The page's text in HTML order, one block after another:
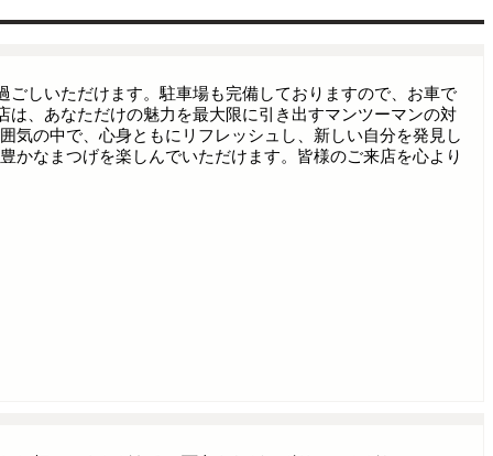
ごしいただけます。駐車場も完備しておりますので、お車で
は、あなただけの魅力を最大限に引き出すマンツーマンの対
気の中で、心身ともにリフレッシュし、新しい自分を発見し
かなまつげを楽しんでいただけます。皆様のご来店を心より